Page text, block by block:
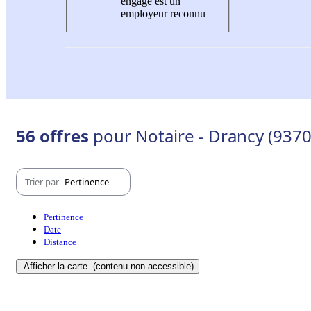
employeur reconnu
56 offres pour Notaire - Drancy
Trier par Pertinence
Pertinence
Date
Distance
Afficher la carte (contenu non-accessible)